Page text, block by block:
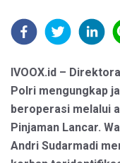
IVOOX.id –
Polri mengungkap
beroperasi melalui
Pinjaman Lancar.
Andri Sudarmadi